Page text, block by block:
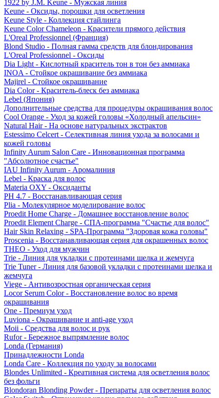
1922 by J.M. Keune - Мужская линия
Keune - Оксиды, порошки для осветления
Keune Style - Коллекция стайлинга
Keune Color Chameleon - Красители прямого действия
L'Oreal Professionnel (Франция)
Blond Studio - Полная гамма средств для блондирования
L'Oreal Professionnel - Оксиды
Dia Light - Кислотный краситель тон в тон без аммиака
INOA - Стойкое окрашивание без аммиака
Majirel - Стойкое окрашивание
Dia Color - Краситель-блеск без аммиака
Lebel (Япония)
Дополнительные средства для процедуры окрашивания волос
Cool Orange - Уход за кожей головы «Холодный апельсин»
Natural Hair - На основе натуральных экстрактов
Estessimo Celcert - Селективная линия ухода за волосами и
кожей головы
Infinity Aurum Salon Care - Инновационная программа
"Абсолютное счастье"
IAU Infinity Aurum - Аромалиния
Lebel - Краска для волос
Materia OXY - Оксиданты
PH 4.7 - Восстанавливающая серия
Plia - Молекулярное моделирование волос
Proedit Home Charge - Домашнее восстановление волос
Proedit Element Charge - СПА-программа "Счастье для волос"
Hair Skin Relaxing - SPA-Программа "Здоровая кожа головы"
Proscenia - Восстанавливающая серия для окрашенных волос
THEO - Уход для мужчин
Trie - Линия для укладки с протеинами шелка и жемчуга
Trie Tuner - Линия для базовой укладки с протеинами шелка и
жемчуга
Viege - Антивозростная органическая серия
Locor Serum Color - Восстановление волос во время
окрашивания
One - Премиум уход
Luviona - Окрашивание и anti-age уход
Moii - Средства для волос и рук
Rufor - Бережное выпрямление волос
Londa (Германия)
Принадлежности Londa
Londa Care - Коллекция по уходу за волосами
Blondes Unlimited - Креативная система для осветления волос
без фольги
Blondoran Blonding Powder - Препараты для осветления волос